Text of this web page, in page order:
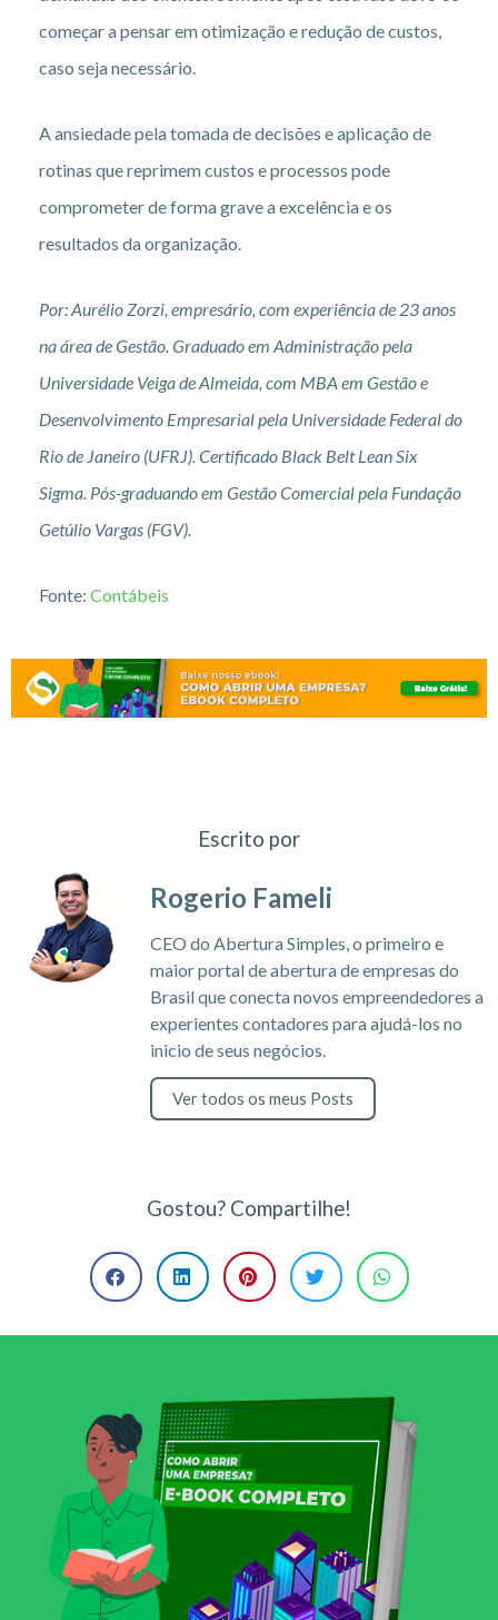
começar a pensar em otimização e redução de custos,
caso seja necessário.
A ansiedade pela tomada de decisões e aplicação de
rotinas que reprimem custos e processos pode
comprometer de forma grave a excelência e os
resultados da organização.
Por: Aurélio Zorzi, empresário, com experiência de 23 anos
na área de Gestão. Graduado em Administração pela
Universidade Veiga de Almeida, com MBA em Gestão e
Desenvolvimento Empresarial pela Universidade Federal do
Rio de Janeiro (UFRJ). Certificado Black Belt Lean Six
Sigma. Pós-graduando em Gestão Comercial pela Fundação
Getúlio Vargas (FGV).
Fonte: Contábeis
Escrito por
Rogerio Fameli
CEO do Abertura Simples, o primeiro e
maior portal de abertura de empresas do
Brasil que conecta novos empreendedores a
experientes contadores para ajudá-los no
inicio de seus negócios.
Ver todos os meus Posts
Gostou? Compartilhe!